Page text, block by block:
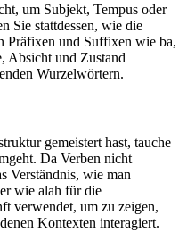
um Subjekt, Tempus oder
Sie stattdessen, wie die
Präfixen und Suffixen wie ba,
Absicht und Zustand
Wurzelwörtern.
gemeistert hast, tauche
Da Verben nicht
Verständnis, wie man
wie alah für die
verwendet, um zu zeigen,
Kontexten interagiert.